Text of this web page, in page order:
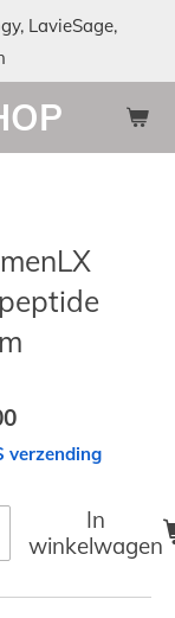
LavieSage,
verzending
In
winkelwagen